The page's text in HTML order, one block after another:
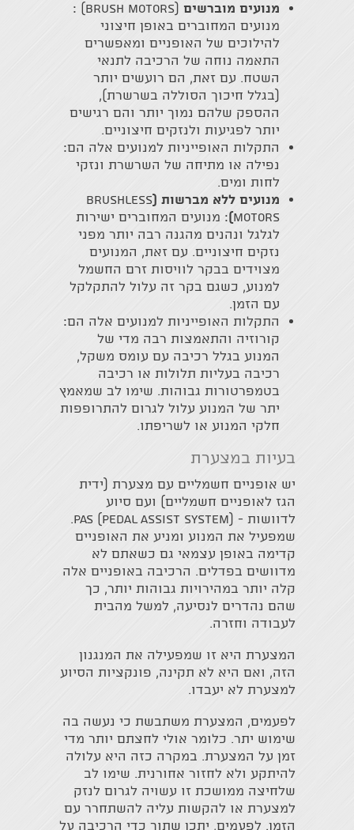
מנועים מוברשים
(Brush motors) :
מנועים המחוברים באופן חיצוני
להילוכים של האופניים ומאפשרים
התאמה נוחה של הרכיבה לתנאי
השטח. עם זאת, הם רועשים יותר
(בגלל חיכוך הסוללה בשרשרת),
ההספק שלהם נמוך יותר והם רגישים
יותר לפגיעות ולנזקים חיצוניים.
התקלות האופייניות למנועים אלה הם:
נפילה או מתיחה של השרשרת ונזקי
לחות ומים.
מנועים ללא מברשות (Brushless
motors
): מנועים המחוברים ישירות
לגלגל ונהנים מהגנה רבה יותר מפני
נזקים חיצוניים. עם זאת, המנועים
מצוידים בבקר לוויסות זרם החשמל
למנוע, כשגם בקר זה עלול להתקלקל
עם הזמן.
התקלות האופייניות למנועים אלה הם:
קורוזיה והתאמצות רבה מדי של
המנוע בגלל רכיבה עם עומס משקל,
רכיבה בעליות תלולות או רכיבה
בטמפרטורות גבוהות. שימו לב שמאמץ
יתר של המנוע עלול לגרום להתרופפות
חלקי המנוע או לשריפתו.
בעיות במצערת
יש אופניים חשמליים עם מצערת (ידית
הגז לאופניים חשמליים) ועם סיוע
לדוושות - PAS (Pedal Assist System).
שמפעיל את המנוע ומניע את האופניים
קדימה באופן עצמאי גם כשאתם לא
מדוושים בפדלים. הרכיבה באופניים אלה
קלה יותר במהירויות גבוהות יותר, כך
שהם נהדרים לנסיעה, למשל מהבית
לעבודה וחזרה.
המצערת היא זו שמפעילה את המנגנון
הזה, ואם היא לא תקינה, פונקציות הסיוע
למצערת לא יעבדו.
לפעמים, המצערת משתבשת כי נעשה בה
שימוש יתר. כלומר אולי לחצתם יותר מדי
זמן על המצערת. במקרה כזה היא עלולה
להיתקע ולא לחזור אחורנית. שימו לב
שלחיצה ממושכת זו עשויה לגרום לנזק
למצערת או להקשות עליה להשתחרר עם
הזמן. לפעמים, יתכן שתוך כדי הרכיבה על